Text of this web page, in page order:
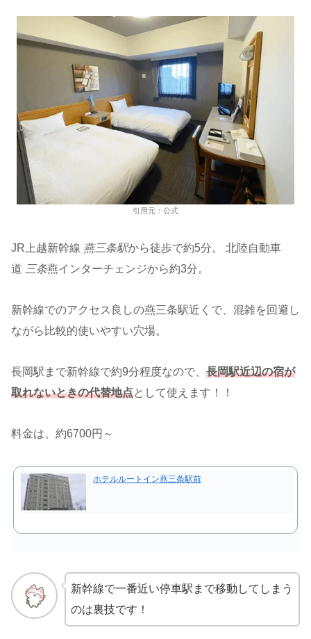
引用元：公式
JR上越新幹線 燕三条駅から徒歩で約5分。 北陸自動車
道 三条燕インターチェンジから約3分。
新幹線でのアクセス良しの燕三条駅近くで、混雑を回避し
ながら比較的使いやすい穴場。
長岡駅まで新幹線で約9分程度なので、 長岡駅近辺の宿が
取れないときの代替地点として使えます！！
料金は、約6700円～
ホテルルートイン燕三条駅前
新幹線で一番近い停車駅まで移動してしまう
のは裏技です！